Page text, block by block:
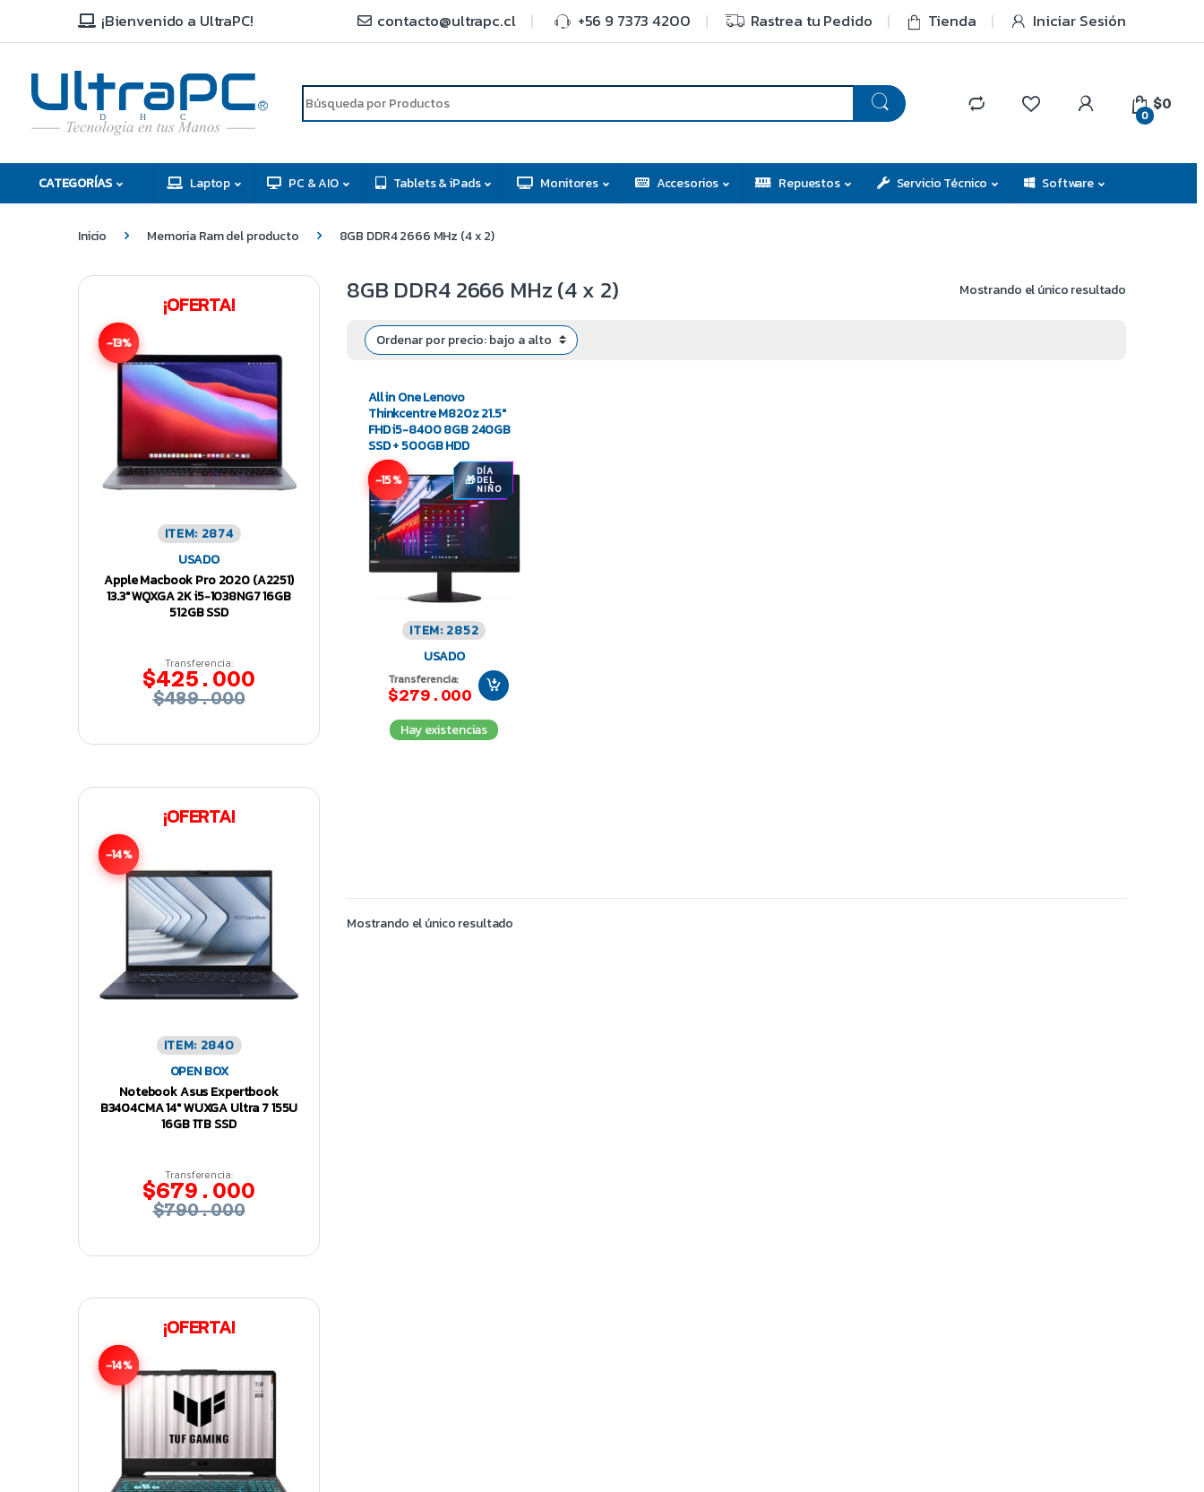
¡Bienvenido a UltraPC! contacto@ultrapc.cl +56 9 7373 4200 Rastrea tu Pedido Tienda Iniciar Sesión
C
H
D
R
0
$0
CATEGORÍAS Laptop PC & AIO Tablets & iPads Monitores Accesorios Repuestos Servicio Técnico Software
Inicio Memoria Ram del producto 8GB DDR4 2666 MHz (4 x 2)
8GB DDR4 2666 MHz (4 x 2) Mostrando el único resultado
All in One Lenovo
Thinkcentre M820z 21.5″
FHD i5-8400 8GB 240GB
SSD + 500GB HDD
-15% DÍA
DEL
NIÑO
ITEM: 2852
USADO
Transferencia:
$279.000
Hay existencias
Mostrando el único resultado
¡OFERTA!
-13%
ITEM: 2874
USADO
Apple Macbook Pro 2020 (A2251)
13.3″ WQXGA 2K i5-1038NG7 16GB
512GB SSD
Transferencia:
$425.000
$489.000
¡OFERTA!
-14%
ITEM: 2840
OPEN BOX
Notebook Asus Expertbook
B3404CMA 14″ WUXGA Ultra 7 155U
16GB 1TB SSD
Transferencia:
$679.000
$790.000
¡OFERTA!
-14%